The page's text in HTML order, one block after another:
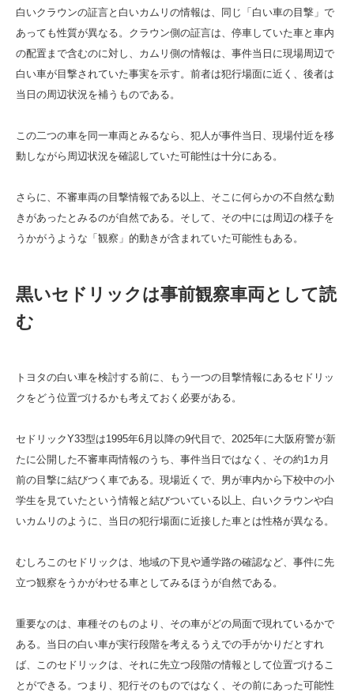
白いクラウンの証言と白いカムリの情報は、同じ「白い車の目撃」で
あっても性質が異なる。クラウン側の証言は、停車していた車と車内
の配置まで含むのに対し、カムリ側の情報は、事件当日に現場周辺で
白い車が目撃されていた事実を示す。前者は犯行場面に近く、後者は
当日の周辺状況を補うものである。
この二つの車を同一車両とみるなら、犯人が事件当日、現場付近を移
動しながら周辺状況を確認していた可能性は十分にある。
さらに、不審車両の目撃情報である以上、そこに何らかの不自然な動
きがあったとみるのが自然である。そして、その中には周辺の様子を
うかがうような「観察」的動きが含まれていた可能性もある。
黒いセドリックは事前観察車両として読
む
トヨタの白い車を検討する前に、もう一つの目撃情報にあるセドリッ
クをどう位置づけるかも考えておく必要がある。
セドリックY33型は1995年6月以降の9代目で、2025年に大阪府警が新
たに公開した不審車両情報のうち、事件当日ではなく、その約1カ月
前の目撃に結びつく車である。現場近くで、男が車内から下校中の小
学生を見ていたという情報と結びついている以上、白いクラウンや白
いカムリのように、当日の犯行場面に近接した車とは性格が異なる。
むしろこのセドリックは、地域の下見や通学路の確認など、事件に先
立つ観察をうかがわせる車としてみるほうが自然である。
重要なのは、車種そのものより、その車がどの局面で現れているかで
ある。当日の白い車が実行段階を考えるうえでの手がかりだとすれ
ば、このセドリックは、それに先立つ段階の情報として位置づけるこ
とができる。つまり、犯行そのものではなく、その前にあった可能性